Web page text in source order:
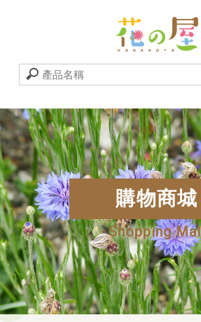
購物商城
Shopping